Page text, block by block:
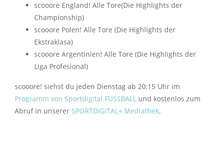
scooore England! Alle Tore(Die Highlights der
Championship)
scooore Polen! Alle Tore (Die Highlights der
Ekstraklasa)
scooore Argentinien! Alle Tore (Die Highlights der
Liga Profesional)
scooore! siehst du jeden Dienstag ab 20:15 Uhr im
Programm von Sportdigital FUSSBALL und kostenlos zum
Abruf in unserer SPORTDIGITAL+ Mediathek.